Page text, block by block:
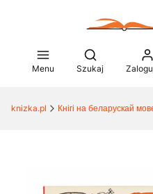
Menu
Otwórz
Szukaj
knizka.pl Кнігі на беларускай